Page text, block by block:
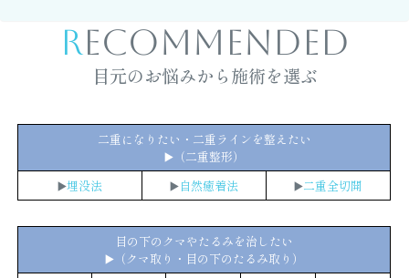
RECOMMENDED
目元のお悩みから施術を選ぶ
二重になりたい・二重ラインを整えたい
▶️（二重整形）
▶️埋没法 ▶️自然癒着法 ▶️二重全切開
目の下のクマやたるみを治したい
▶️（クマ取り・目の下のたるみ取り）